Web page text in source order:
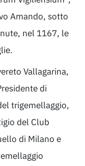
Amando, sotto
nel 1167, le
Vallagarina,
di
trigemellaggio,
del Club
di Milano e